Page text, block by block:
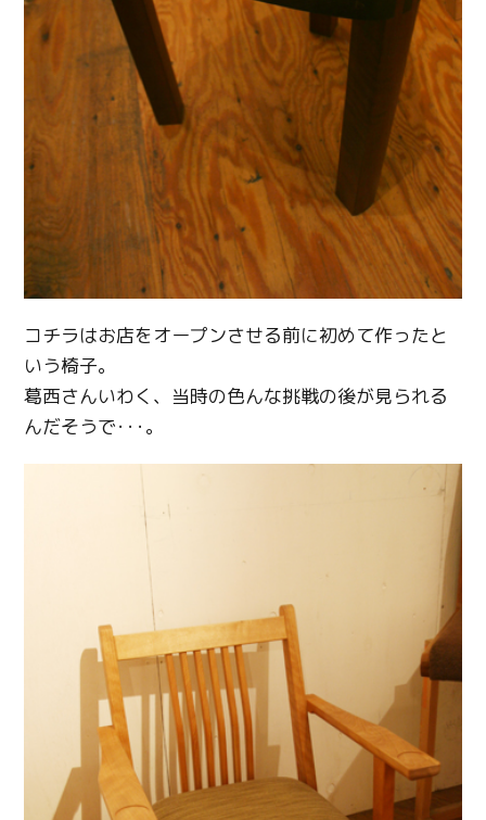
コチラはお店をオープンさせる前に初めて作ったと
いう椅子。
葛西さんいわく、当時の色んな挑戦の後が見られる
んだそうで･･･。